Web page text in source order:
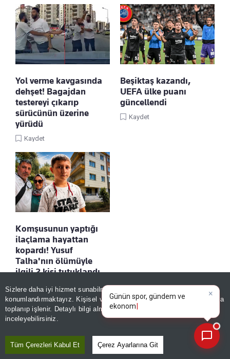
Sizlere daha iyi hizmet sunabilmek adına sitemizde
konumlandırmaktayız. Kişisel verileriniz, KVKK ve GDPR kapsamında
toplanıp işlenir. Detaylı bilgi almak içinAydınlatma Metnimizi
inceleyebilirsiniz.
Tüm Çerezleri Kabul Et Çerez Ayarlarına Git
Yol verme kavgasında
dehşet! Bagajdan
testereyi çıkarıp
sürücünün üzerine
yürüdü
Kaydet
Beşiktaş kazandı,
UEFA ülke puanı
güncellendi
Kaydet
Komşusunun yaptığı
ilaçlama hayattan
kopardı! Yusuf
Talha'nın ölümüyle
ilgili 2 kişi tutuklandı
Kaydet ×
Günün spor, gündem ve
ekonomi gelişmelerini analiz
edin!